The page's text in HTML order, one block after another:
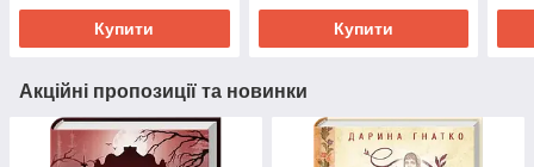
Купити Купити
Акційні пропозиції та новинки